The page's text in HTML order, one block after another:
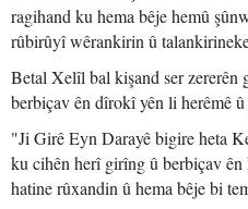
ragihand ku hema bêje hemû
rûbirûyî wêrankirin û
Betal Xelîl bal kişand ser zererên
berbiçav ên dîrokî yên li herêmê
"Ji Girê Eyn Darayê bigire heta
ku cihên herî girîng û berbiçav
hatine rûxandin û hema bêje bi